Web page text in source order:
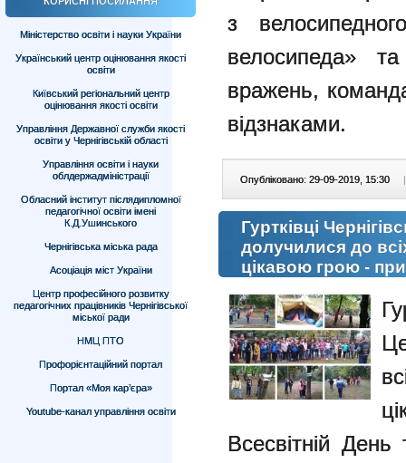
Міністерство освіти і науки України
Український центр оцінювання якості
освіти
Київський регіональний центр
оцінювання якості освіти
Управління Державної служби якості
освіти у Чернігівській області
Управління освіти і науки
облдержадміністрації
Обласний інститут післядипломної
педагогічної освіти імені
К.Д.Ушинського
Чернігівська міська рада
Асоціація міст України
Центр професійного розвитку
педагогічних працівників Чернігівської
міської ради
НМЦ ПТО
Профорієнтаційний портал
Портал «Моя кар’єра»
Youtube-канал управління освіти
з
велосипеда»
вражень,
відзнаками.
Опубліковано: 29-09-2019, 15:30 |
Гуртківці
долучилися до
цікавою грою -
Всесвітній